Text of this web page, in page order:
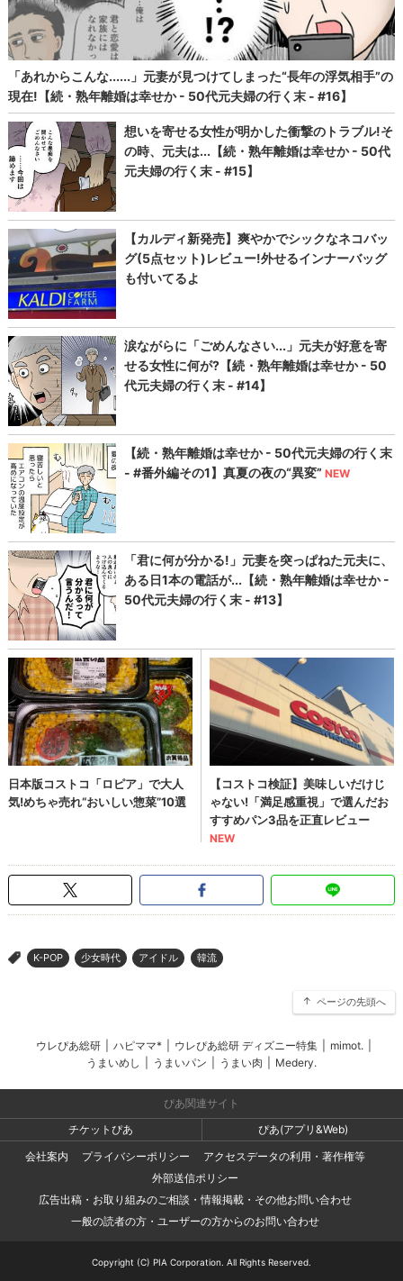
> K-POP 少女時代 アイドル 韓流
ページの先頭へ
ウレぴあ総研 ハピママ* ウレぴあ総研 ディズニー特集 mimot.
うまいめし
うまいパン うまい肉 Medery.
ぴあ関連サイト
チケットぴあ
ぴあ(アプリ&Web)
会社案内
プライバシーポリシー
アクセスデータの利用・著作権等
外部送信ポリシー
広告出稿・お取り組みのご相談・情報掲載・その他お問い合わせ
一般の読者の方・ユーザーの方からのお問い合わせ
Copyright (C) PIA Corporation. All Rights Reserved.